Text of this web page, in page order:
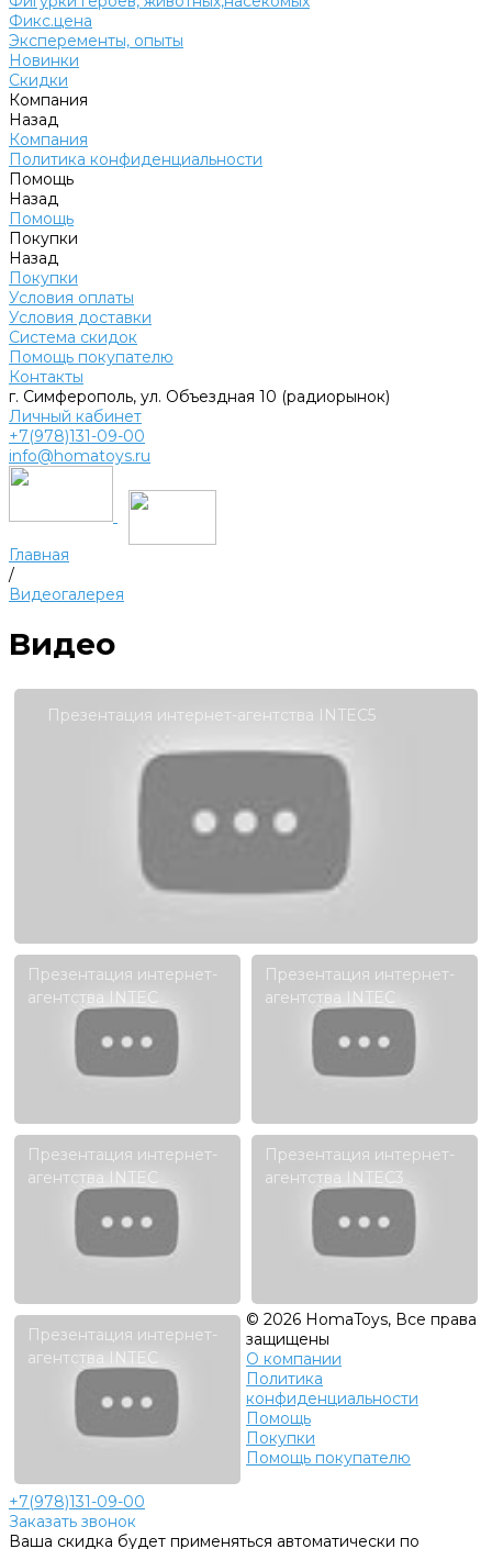
Фикс.цена
Эксперементы, опыты
Новинки
Скидки
Компания
Назад
Компания
Политика конфиденциальности
Помощь
Назад
Помощь
Покупки
Назад
Покупки
Условия оплаты
Условия доставки
Система скидок
Помощь покупателю
Контакты
г. Симферополь, ул. Объездная 10 (радиорынок)
Личный кабинет
+7(978)131-09-00
info@homatoys.ru
Главная
/
Видеогалерея
Видео
Презентация интернет-агентства INTEC5
Презентация интернет-
агентства INTEC
Презентация интернет-
агентства INTEC
Презентация интернет-
агентства INTEC
Презентация интернет-
агентства INTEC3
Презентация интернет-
агентства INTEC
© 2026 HomaToys, Все права
защищены
О компании
Политика
конфиденциальности
Помощь
Покупки
Помощь покупателю
+7(978)131-09-00
Заказать звонок
Ваша скидка будет применяться автоматически по